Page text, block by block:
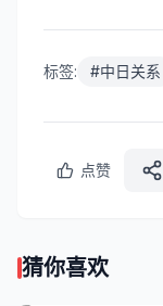
标签: #中日关系
点赞
猜你喜欢